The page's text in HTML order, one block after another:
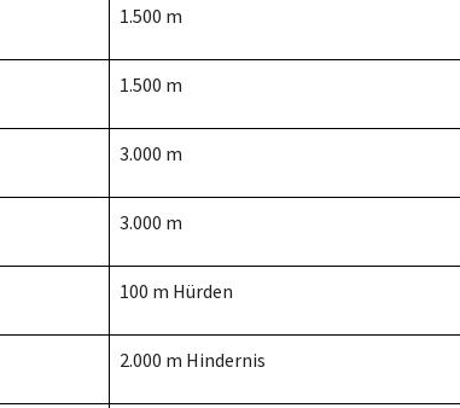
1.500 m
1.500 m
3.000 m
3.000 m
100 m Hürden
2.000 m Hindernis